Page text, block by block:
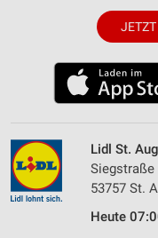
JETZT
Lidl St.
Siegstraße
53757 St.
Heute